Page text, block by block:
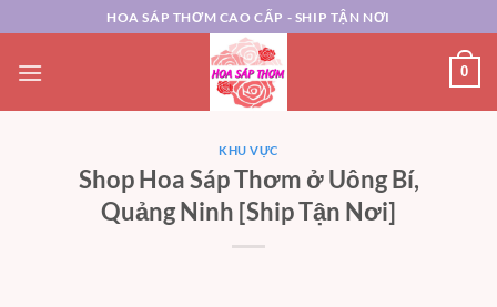
đến
nội
HOA SÁP THƠM CAO CẤP - SHIP TẬN NƠI
0
KHU VỰC
Shop Hoa Sáp Thơm ở Uông Bí,
Quảng Ninh [Ship Tận Nơi]